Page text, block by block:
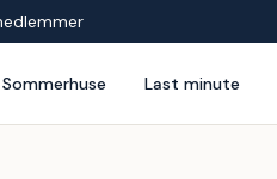
Sommerhuse Last minute